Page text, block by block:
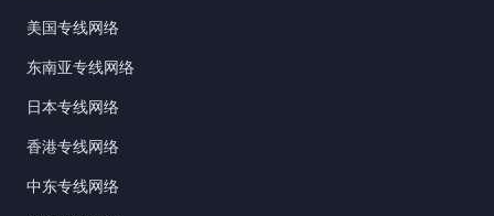
美国专线网络
东南亚专线网络
日本专线网络
香港专线网络
中东专线网络